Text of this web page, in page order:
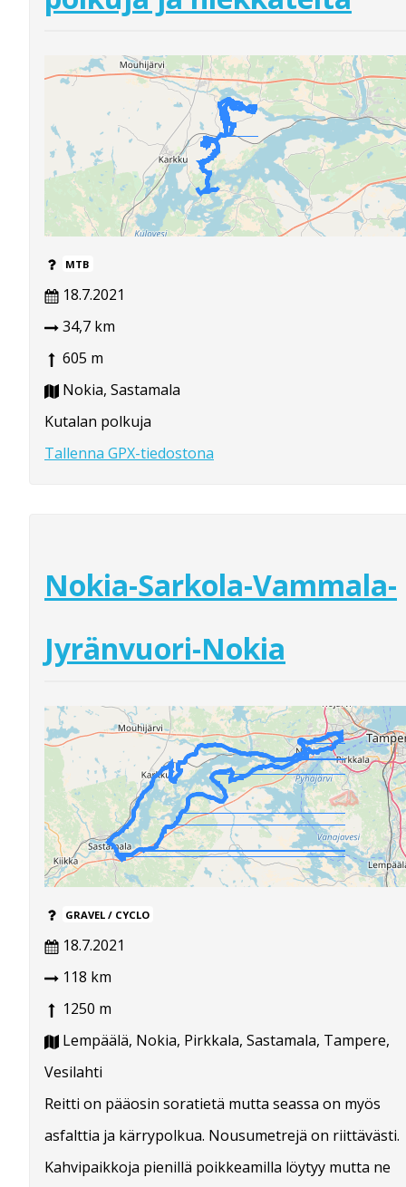
MTB
18.7.2021
34,7 km
605 m
Nokia, Sastamala
Kutalan polkuja
Tallenna GPX-tiedostona
Nokia-Sarkola-Vammala-
Jyränvuori-Nokia
GRAVEL / CYCLO
18.7.2021
118 km
1250 m
Lempäälä, Nokia, Pirkkala, Sastamala, Tampere,
Vesilahti
Reitti on pääosin soratietä mutta seassa on myös
asfalttia ja kärrypolkua. Nousumetrejä on riittävästi.
Kahvipaikkoja pienillä poikkeamilla löytyy mutta ne